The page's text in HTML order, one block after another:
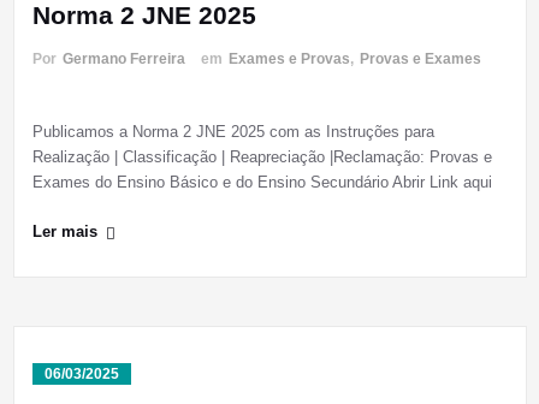
Norma 2 JNE 2025
Por Germano Ferreira em Exames e Provas, Provas e Exames
Publicamos a Norma 2 JNE 2025 com as Instruções para
Realização | Classificação | Reapreciação |Reclamação: Provas e
Exames do Ensino Básico e do Ensino Secundário Abrir Link aqui
Ler mais
06/03/2025